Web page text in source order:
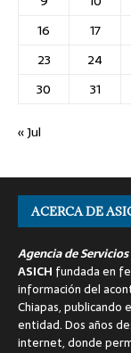
16
17
23
24
30
31
« Jul
ACERCA DE
Agencia de
ASICH fundada en
información del
Chiapas, publicando
entidad. Dos años
internet, donde